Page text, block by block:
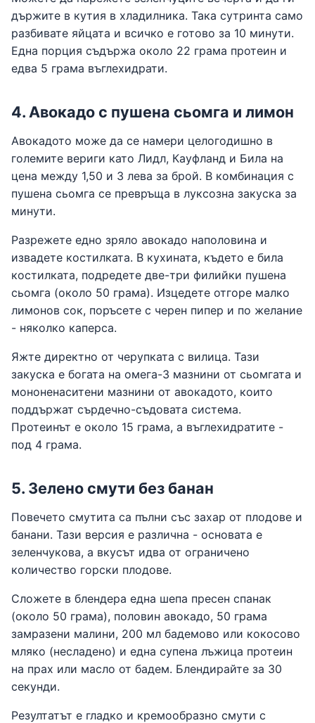
държите в кутия в хладилника. Така сутринта само
разбивате яйцата и всичко е готово за 10 минути.
Една порция съдържа около 22 грама протеин и
едва 5 грама въглехидрати.
4. Авокадо с пушена сьомга и лимон
Авокадото може да се намери целогодишно в
големите вериги като Лидл, Кауфланд и Била на
цена между 1,50 и 3 лева за брой. В комбинация с
пушена сьомга се превръща в луксозна закуска за
минути.
Разрежете едно зряло авокадо наполовина и
извадете костилката. В кухината, където е била
костилката, подредете две-три филийки пушена
сьомга (около 50 грама). Изцедете отгоре малко
лимонов сок, поръсете с черен пипер и по желание
- няколко каперса.
Яжте директно от черупката с вилица. Тази
закуска е богата на омега-3 мазнини от сьомгата и
мононенаситени мазнини от авокадото, които
поддържат сърдечно-съдовата система.
Протеинът е около 15 грама, а въглехидратите -
под 4 грама.
5. Зелено смути без банан
Повечето смутита са пълни със захар от плодове и
банани. Тази версия е различна - основата е
зеленчукова, а вкусът идва от ограничено
количество горски плодове.
Сложете в блендера една шепа пресен спанак
(около 50 грама), половин авокадо, 50 грама
замразени малини, 200 мл бадемово или кокосово
мляко (несладено) и една супена лъжица протеин
на прах или масло от бадем. Блендирайте за 30
секунди.
Резултатът е гладко и кремообразно смути с